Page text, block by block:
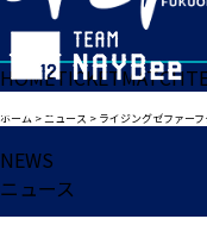
HOMETICKETMATCH
ホーム >ニュース > ライジングゼファーフクオカ
NEWS
ニュース